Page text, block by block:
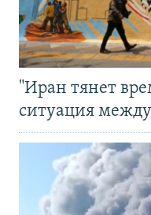
"Иран тянет
ситуация